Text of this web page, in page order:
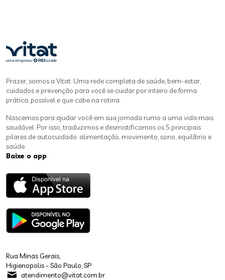
Prazer, somos a Vitat. Uma rede completa de saúde, bem-estar,
cuidados e prevenção para você se cuidar por inteiro de forma
prática, possível e que cabe na rotina.
Nascemos para ajudar você em sua jornada rumo a uma vida mais
saudável. Por isso, traduzimos e desmistificamos os 5 principais
pilares de autocuidado: alimentação, movimento, sono, equilíbrio e
saúde.
Baixe o app
Rua Minas Gerais,
Higienopolis - São Paulo, SP
atendimento@vitat.com.br